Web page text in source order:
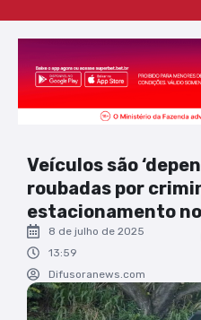
Veículos são
roubadas por
estacionamento
8 de julho de 2025
13:59
Difusoranews.com